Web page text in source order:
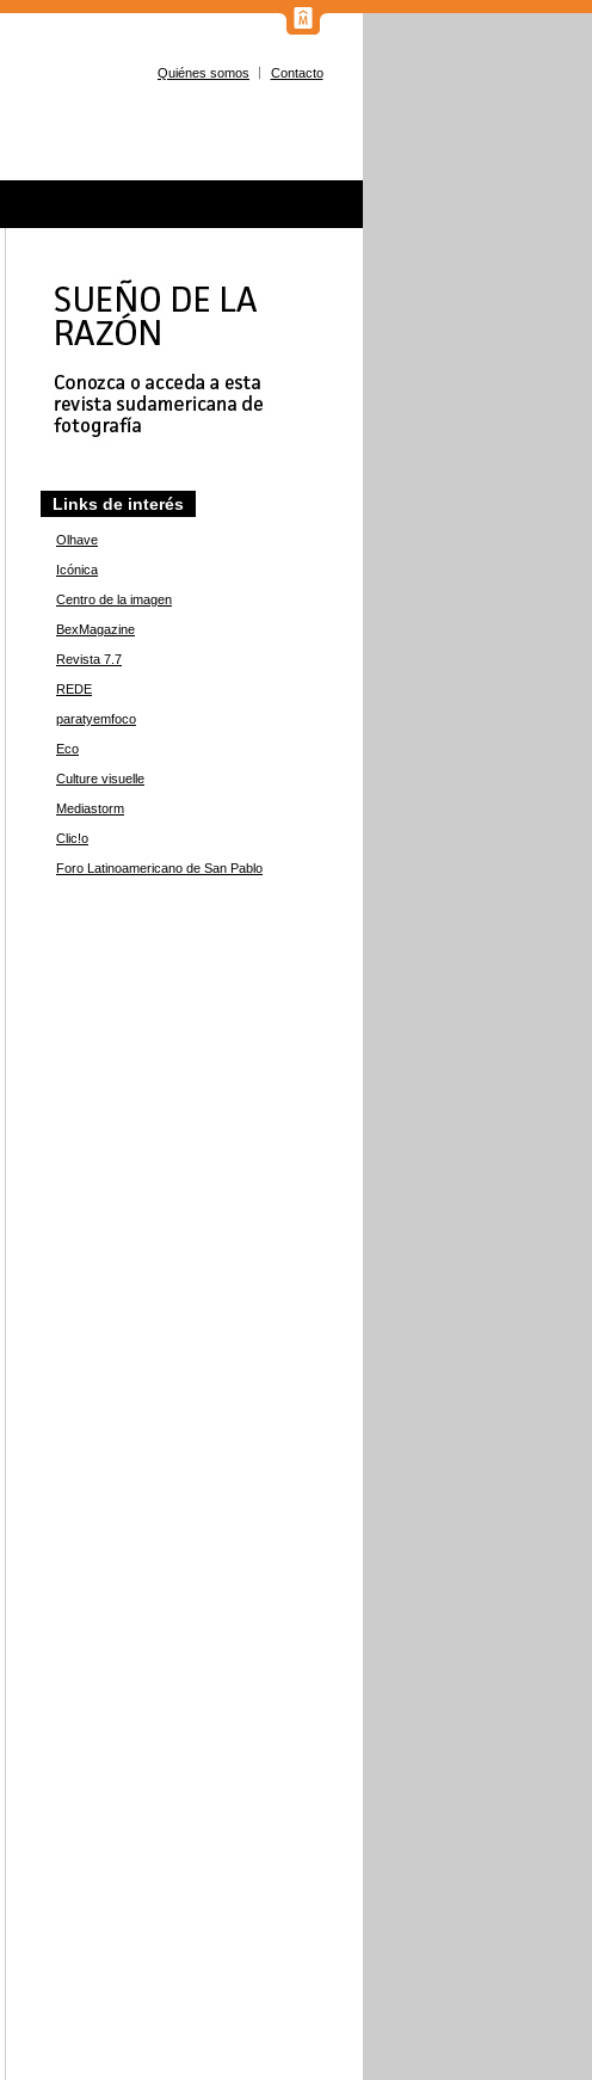
Quiénes somos Contacto
Links de interés
Olhave
Icónica
Centro de la imagen
BexMagazine
Revista 7.7
REDE
paratyemfoco
Eco
Culture visuelle
Mediastorm
Clic!o
Foro Latinoamericano de San Pablo